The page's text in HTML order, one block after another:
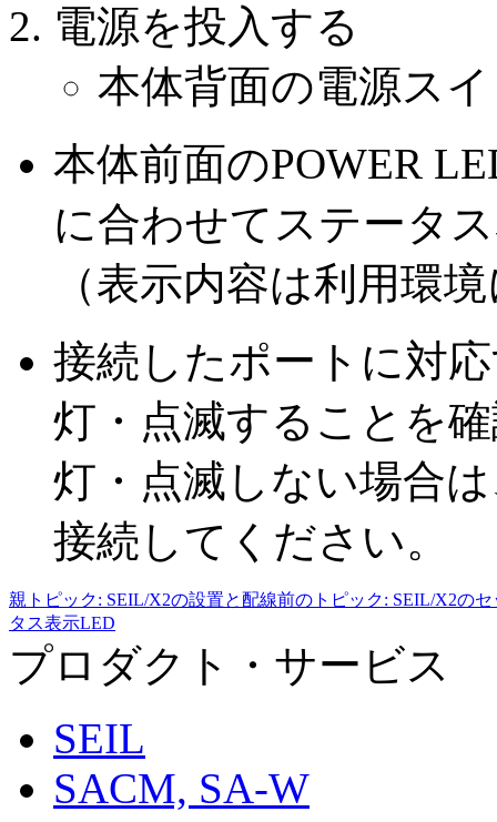
電源を投入する
本体背面の電源ス
本体前面のPOWER
に合わせてステータ
（表示内容は利用環
接続したポートに対
灯・点滅することを
灯・点滅しない場合
接続してください。
親トピック: SEIL/X2の設置と配線前のトピック: SEIL/X2の
タス表示LED
プロダクト・サービス
SEIL
SACM, SA-W